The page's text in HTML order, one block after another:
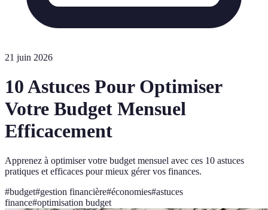
21 juin 2026
10 Astuces Pour Optimiser
Votre Budget Mensuel
Efficacement
Apprenez à optimiser votre budget mensuel avec ces 10 astuces
pratiques et efficaces pour mieux gérer vos finances.
#budget#gestion financière#économies#astuces
finance#optimisation budget